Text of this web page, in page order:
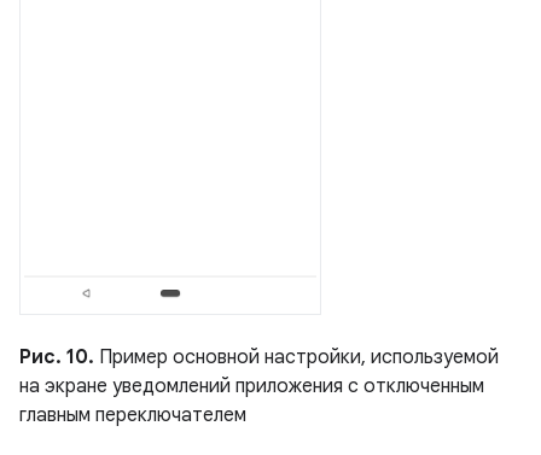
Рис. 10. Пример основной настройки, используемой
на экране уведомлений приложения с отключенным
главным переключателем